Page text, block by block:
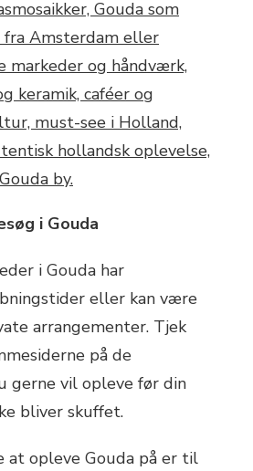
i Gouda
i Gouda har
eller kan være
arrangementer. Tjek
på de
gerne vil opleve før din
bliver skuffet.
at opleve Gouda på er til